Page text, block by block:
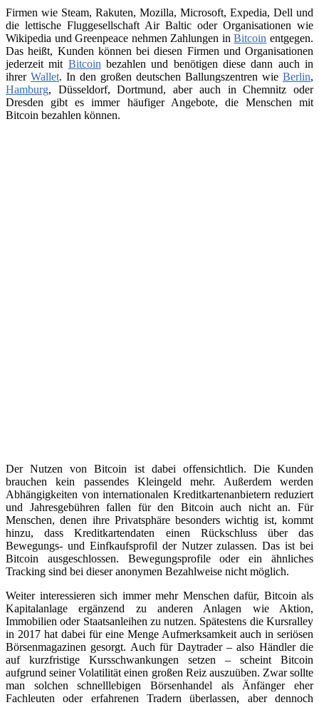
Firmen wie Steam, Rakuten, Mozilla, Microsoft, Expedia, Dell und
die lettische Fluggesellschaft Air Baltic oder Organisationen wie
Wikipedia und Greenpeace nehmen Zahlungen inBitcoin entgegen.
Das heißt, Kunden können bei diesen Firmen und Organisationen
jederzeit mit Bitcoin bezahlen und benötigen diese dann auch in
ihrer Wallet. In den großen deutschen Ballungszentren wie Berlin,
Hamburg, Düsseldorf, Dortmund, aber auch in Chemnitz oder
Dresden gibt es immer häufiger Angebote, die Menschen mit
Bitcoin bezahlen können.
Der Nutzen von Bitcoin ist dabei offensichtlich. Die Kunden
brauchen kein passendes Kleingeld mehr. Außerdem werden
Abhängigkeiten von internationalen Kreditkartenanbietern reduziert
und Jahresgebühren fallen für den Bitcoin auch nicht an. Für
Menschen, denen ihre Privatsphäre besonders wichtig ist, kommt
hinzu, dass Kreditkartendaten einen Rückschluss über das
Bewegungs- und Einfkaufsprofil der Nutzer zulassen. Das ist bei
Bitcoin ausgeschlossen. Bewegungsprofile oder ein ähnliches
Tracking sind bei dieser anonymen Bezahlweise nicht möglich.
Weiter interessieren sich immer mehr Menschen dafür, Bitcoin als
Kapitalanlage ergänzend zu anderen Anlagen wie Aktion,
Immobilien oder Staatsanleihen zu nutzen. Spätestens die Kursralley
in 2017 hat dabei für eine Menge Aufmerksamkeit auch in seriösen
Börsenmagazinen gesorgt. Auch für Daytrader – also Händler die
auf kurzfristige Kursschwankungen setzen – scheint Bitcoin
aufgrund seiner Volatilität einen großen Reiz auszuüben. Zwar sollte
man solchen schnelllebigen Börsenhandel als Änfänger eher
Fachleuten oder erfahrenen Tradern überlassen, aber dennoch